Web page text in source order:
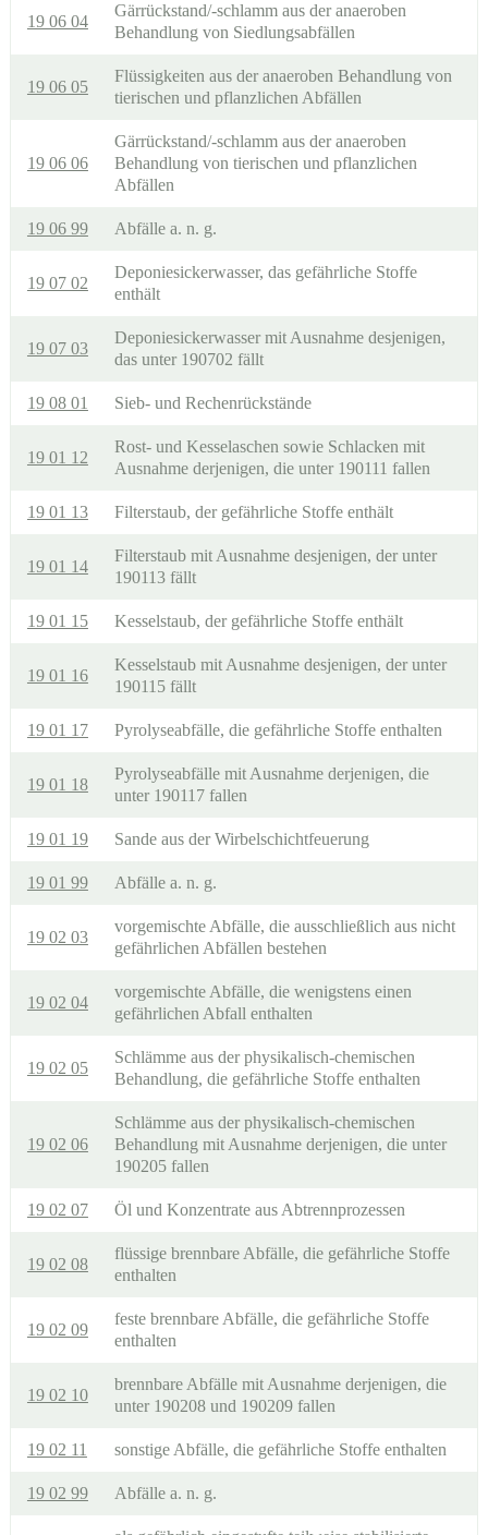
19 06 04
Gärrückstand/-schlamm aus der anaeroben
Behandlung von Siedlungsabfällen
19 06 05
Flüssigkeiten aus der anaeroben Behandlung von
tierischen und pflanzlichen Abfällen
19 06 06
Gärrückstand/-schlamm aus der anaeroben
Behandlung von tierischen und pflanzlichen
Abfällen
19 06 99 Abfälle a. n. g.
19 07 02
Deponiesickerwasser, das gefährliche Stoffe
enthält
19 07 03
Deponiesickerwasser mit Ausnahme desjenigen,
das unter 190702 fällt
19 08 01 Sieb- und Rechenrückstände
19 01 12
Rost- und Kesselaschen sowie Schlacken mit
Ausnahme derjenigen, die unter 190111 fallen
19 01 13 Filterstaub, der gefährliche Stoffe enthält
19 01 14
Filterstaub mit Ausnahme desjenigen, der unter
190113 fällt
19 01 15 Kesselstaub, der gefährliche Stoffe enthält
19 01 16
Kesselstaub mit Ausnahme desjenigen, der unter
190115 fällt
19 01 17 Pyrolyseabfälle, die gefährliche Stoffe enthalten
19 01 18
Pyrolyseabfälle mit Ausnahme derjenigen, die
unter 190117 fallen
19 01 19 Sande aus der Wirbelschichtfeuerung
19 01 99 Abfälle a. n. g.
19 02 03
vorgemischte Abfälle, die ausschließlich aus nicht
gefährlichen Abfällen bestehen
19 02 04
vorgemischte Abfälle, die wenigstens einen
gefährlichen Abfall enthalten
19 02 05
Schlämme aus der physikalisch-chemischen
Behandlung, die gefährliche Stoffe enthalten
19 02 06
Schlämme aus der physikalisch-chemischen
Behandlung mit Ausnahme derjenigen, die unter
190205 fallen
19 02 07 Öl und Konzentrate aus Abtrennprozessen
19 02 08
flüssige brennbare Abfälle, die gefährliche Stoffe
enthalten
19 02 09
feste brennbare Abfälle, die gefährliche Stoffe
enthalten
19 02 10
brennbare Abfälle mit Ausnahme derjenigen, die
unter 190208 und 190209 fallen
19 02 11 sonstige Abfälle, die gefährliche Stoffe enthalten
19 02 99 Abfälle a. n. g.